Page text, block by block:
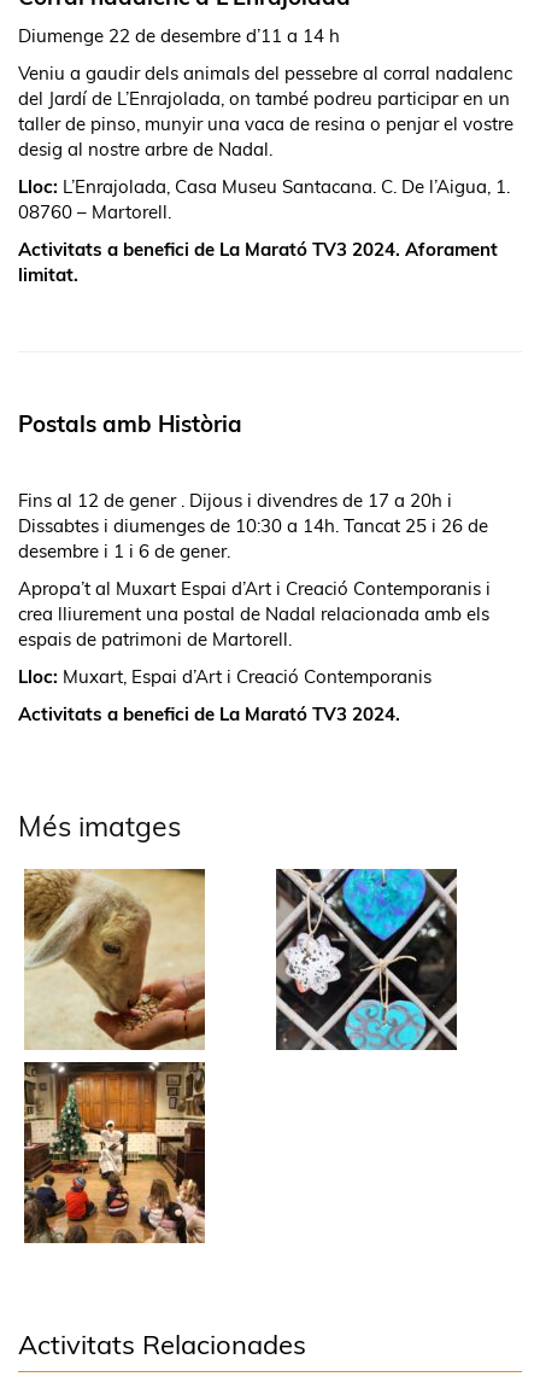
Diumenge 22 de desembre d’11 a 14 h
Veniu a gaudir dels animals del pessebre al corral nadalenc
del Jardí de L’Enrajolada, on també podreu participar en un
taller de pinso, munyir una vaca de resina o penjar el vostre
desig al nostre arbre de Nadal.
Lloc: L’Enrajolada, Casa Museu Santacana. C. De l’Aigua, 1.
08760 – Martorell.
Activitats a benefici de La Marató TV3 2024. Aforament
limitat.
Postals amb Història
Fins al 12 de gener . Dijous i divendres de 17 a 20h i
Dissabtes i diumenges de 10:30 a 14h. Tancat 25 i 26 de
desembre i 1 i 6 de gener.
Apropa’t al Muxart Espai d’Art i Creació Contemporanis i
crea lliurement una postal de Nadal relacionada amb els
espais de patrimoni de Martorell.
Lloc: Muxart, Espai d’Art i Creació Contemporanis
Activitats a benefici de La Marató TV3 2024.
Més imatges